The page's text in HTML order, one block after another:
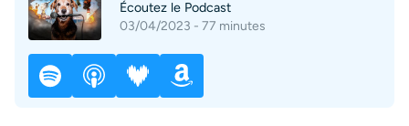
Écoutez le Podcast
03/04/2023 - 77 minutes